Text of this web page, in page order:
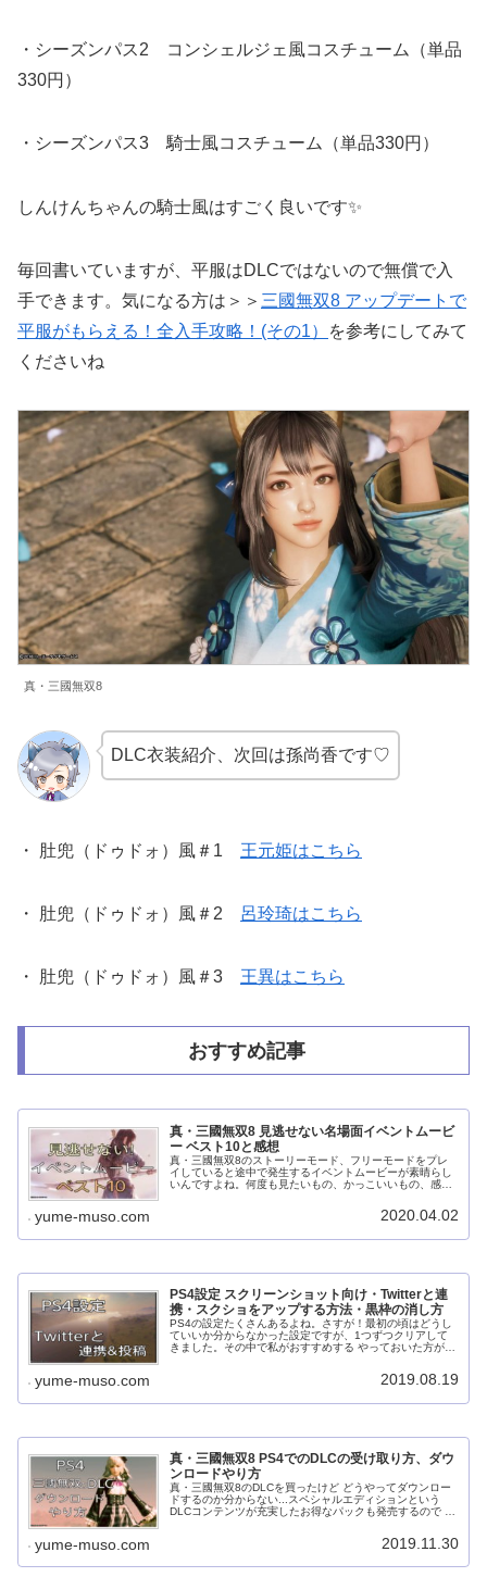
・シーズンパス2 コンシェルジェ風コスチューム（単品
330円）
・シーズンパス3 騎士風コスチューム（単品330円）
しんけんちゃんの騎士風はすごく良いです✨
毎回書いていますが、平服はDLCではないので無償で入
手できます。気になる方は＞＞ 三國無双8 アップデートで
平服がもらえる！全入手攻略！(その1）
を参考にしてみて
くださいね
真・三國無双8
DLC衣装紹介、次回は孫尚香です♡
・ 肚兜（ドゥドォ）風＃1 王元姫はこちら
・ 肚兜（ドゥドォ）風＃2 呂玲琦はこちら
・ 肚兜（ドゥドォ）風＃3 王異はこちら
おすすめ記事
真・三國無双8 見逃せない名場面イベントムービ
ー ベスト10と感想
真・三國無双8のストーリーモード、フリーモードをプレ
イしていると途中で発生するイベントムービーが素晴らし
いんですよね。何度も見たいもの、かっこいいもの、感動
yume-muso.com 2020.04.02
PS4設定 スクリーンショット向け・Twitterと連
携・スクショをアップする方法・黒枠の消し方
PS4の設定たくさんあるよね。さすが！最初の頃はどうし
ていいか分からなかった設定ですが、1つずつクリアして
きました。その中で私がおすすめする やっておいた方がい
yume-muso.com 2019.08.19
真・三國無双8 PS4でのDLCの受け取り方、ダウ
ンロードやり方
真・三國無双8のDLCを買ったけど どうやってダウンロー
ドするのか分からない...スペシャルエディションという
DLCコンテンツが充実したお得なパックも発売するので や
yume-muso.com 2019.11.30